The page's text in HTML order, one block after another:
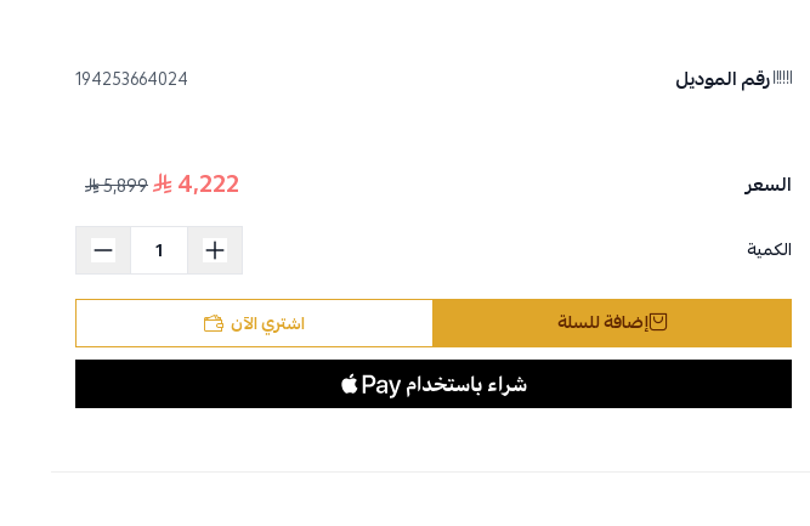
رقم الموديل 194253664024
السعر 4,222
5,899
الكمية
إضافة للسلة اشتري الآن